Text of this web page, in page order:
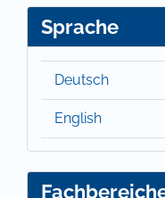
Sprache
Deutsch
English